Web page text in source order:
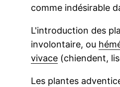
comme indésirable
L'introduction des
involontaire, ou
vivace (chiendent,
Les plantes